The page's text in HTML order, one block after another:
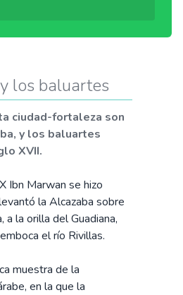
los baluartes
ciudad-fortaleza son
y los baluartes
XVII.
Ibn Marwan se hizo
la Alcazaba sobre
a la orilla del Guadiana,
el río Rivillas.
muestra de la
en la que la